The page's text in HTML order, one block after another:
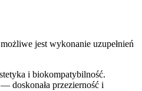
jest wykonanie uzupełnień
i biokompatybilność.
— doskonała przezierność i